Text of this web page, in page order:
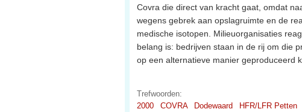
Covra die direct van kracht gaat, omdat
wegens gebrek aan opslagruimte en de
medische isotopen. Milieuorganisaties
belang is: bedrijven staan in de rij om die
op een alternatieve manier geproduceerd
Trefwoorden:
2000
COVRA Dodewaard HFR/LFR Petten